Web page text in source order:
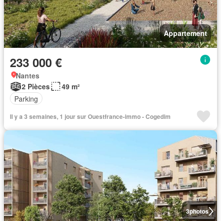
Appartement
233 000 €
Nantes
2 Pièces
49 m²
Parking
Il y a 3 semaines, 1 jour sur Ouestfrance-immo - Cogedim
3photos